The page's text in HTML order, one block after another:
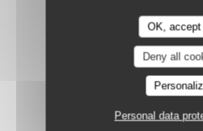
OK, accept
Deny all
Personal data